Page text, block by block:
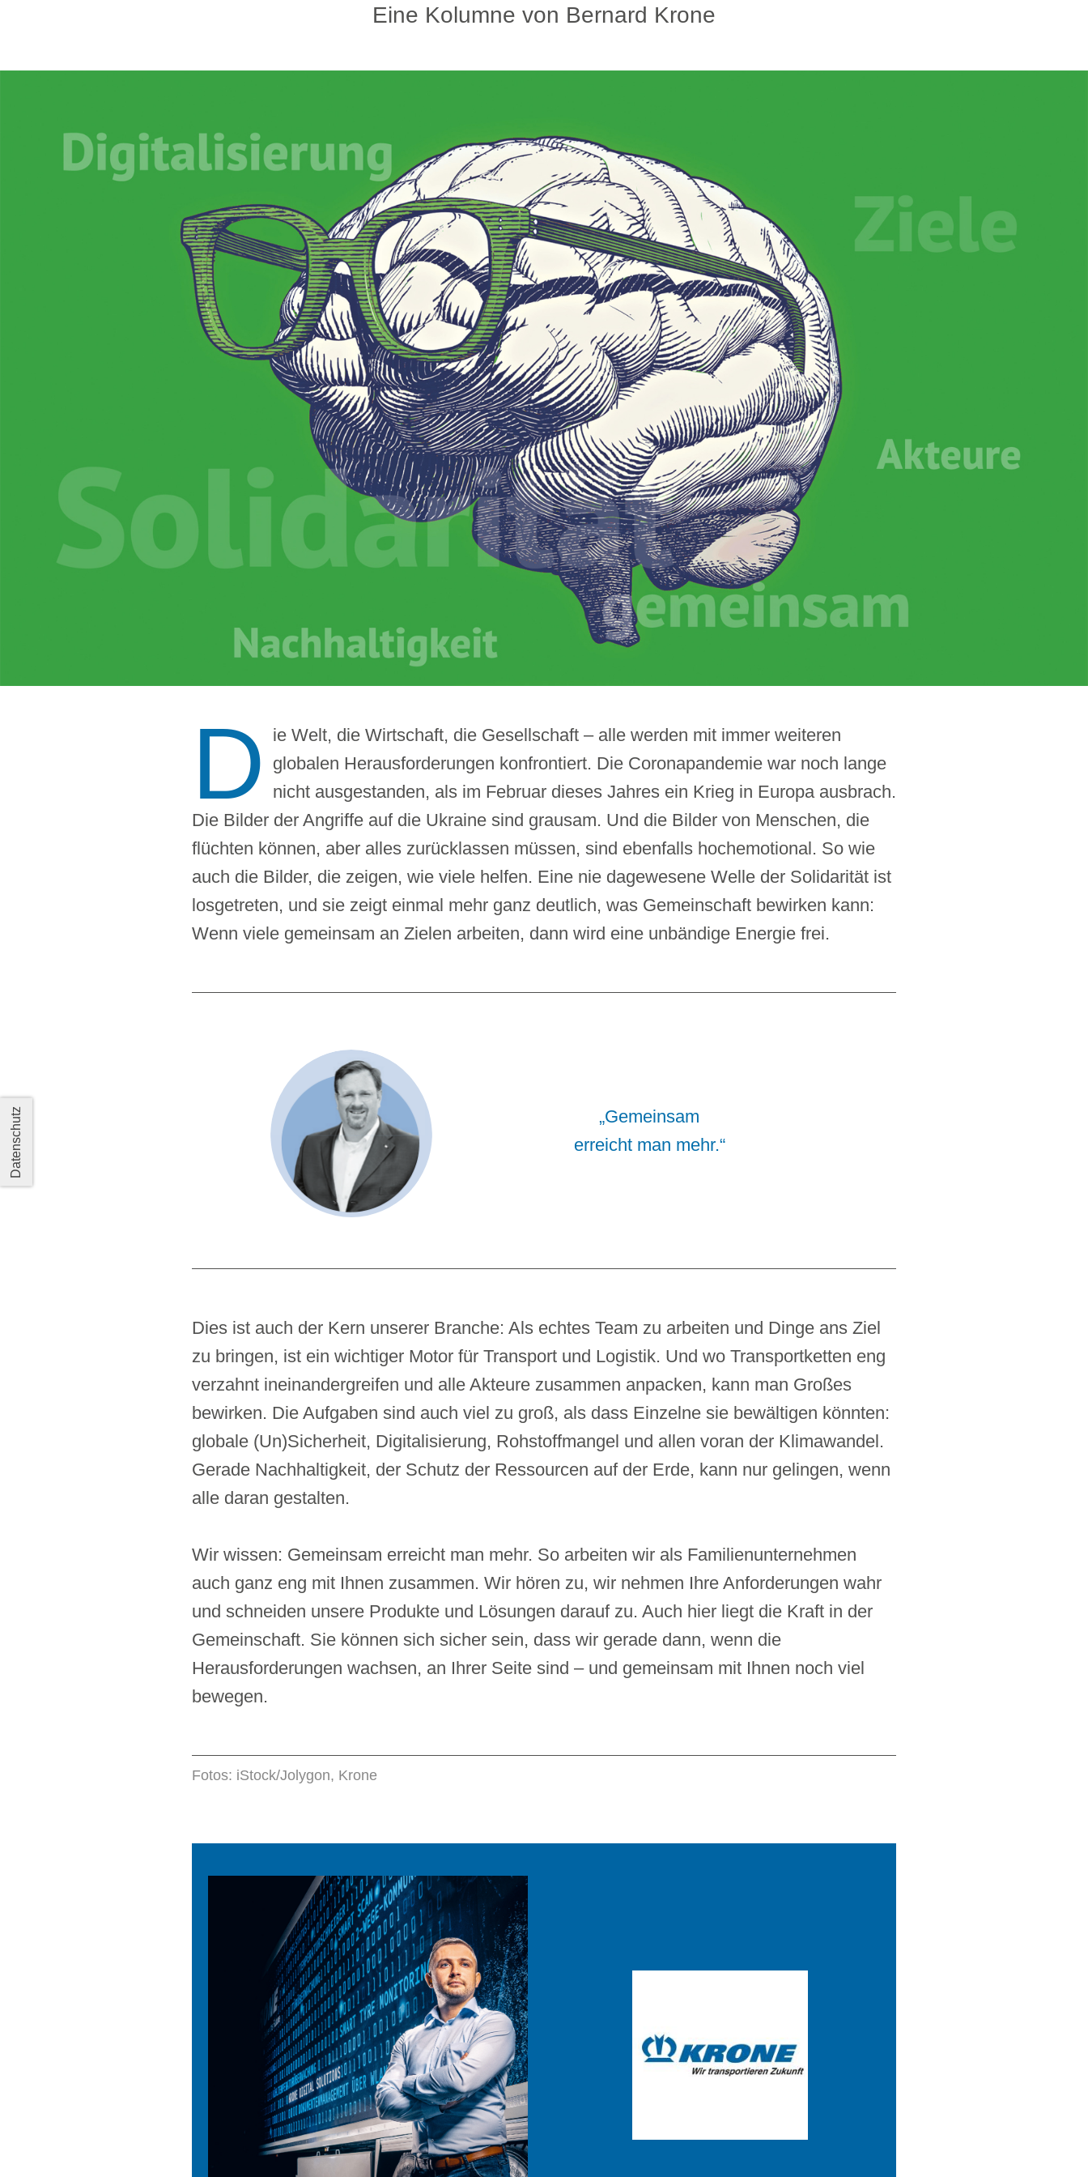
Eine Kolumne von Bernard Krone
D
ie Welt, die Wirtschaft, die Gesellschaft – alle werden mit immer weiteren
globalen Herausforderungen konfrontiert. Die Coronapandemie war noch lange
nicht ausgestanden, als im Februar dieses Jahres ein Krieg in Europa ausbrach.
Die Bilder der Angriffe auf die Ukraine sind grausam. Und die Bilder von Menschen, die
flüchten können, aber alles zurücklassen müssen, sind ebenfalls hochemotional. So wie
auch die Bilder, die zeigen, wie viele helfen. Eine nie dagewesene Welle der Solidarität ist
losgetreten, und sie zeigt einmal mehr ganz deutlich, was Gemeinschaft bewirken kann:
Wenn viele gemeinsam an Zielen arbeiten, dann wird eine unbändige Energie frei.
„Gemeinsam
erreicht man mehr.“
Dies ist auch der Kern unserer Branche: Als echtes Team zu arbeiten und Dinge ans Ziel
zu bringen, ist ein wichtiger Motor für Transport und Logistik. Und wo Transportketten eng
verzahnt ineinandergreifen und alle Akteure zusammen anpacken, kann man Großes
bewirken. Die Aufgaben sind auch viel zu groß, als dass Einzelne sie bewältigen könnten:
globale (Un)Sicherheit, Digitalisierung, Rohstoffmangel und allen voran der Klimawandel.
Gerade Nachhaltigkeit, der Schutz der Ressourcen auf der Erde, kann nur gelingen, wenn
alle daran gestalten.
Wir wissen: Gemeinsam erreicht man mehr. So arbeiten wir als Familienunternehmen
auch ganz eng mit Ihnen zusammen. Wir hören zu, wir nehmen Ihre Anforderungen wahr
und schneiden unsere Produkte und Lösungen darauf zu. Auch hier liegt die Kraft in der
Gemeinschaft. Sie können sich sicher sein, dass wir gerade dann, wenn die
Herausforderungen wachsen, an Ihrer Seite sind – und gemeinsam mit Ihnen noch viel
bewegen.
Fotos: iStock/Jolygon, Krone
Datenschutz